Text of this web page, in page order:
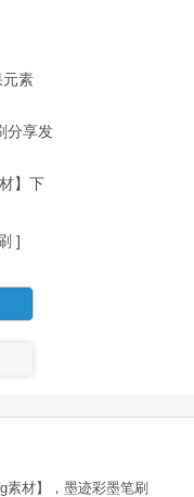
元素
分享发
】下
]
素材】，墨迹彩墨笔刷